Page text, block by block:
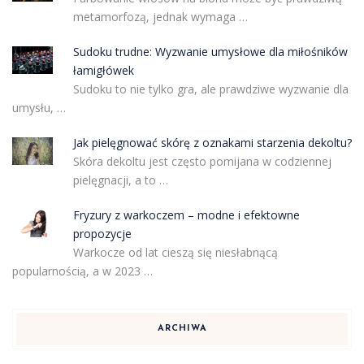
metamorfozą, jednak wymaga …
Sudoku trudne: Wyzwanie umysłowe dla miłośników
łamigłówek
Sudoku to nie tylko gra, ale prawdziwe wyzwanie dla
umysłu, …
Jak pielęgnować skórę z oznakami starzenia dekoltu?
Skóra dekoltu jest często pomijana w codziennej
pielęgnacji, a to …
Fryzury z warkoczem – modne i efektowne
propozycje
Warkocze od lat cieszą się niesłabnącą
popularnością, a w 2023 …
ARCHIWA